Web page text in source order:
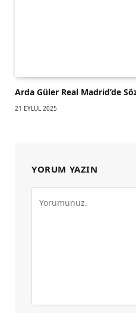
Arda Güler Real Madrid’de
21 EYLÜL 2025
YORUM YAZIN